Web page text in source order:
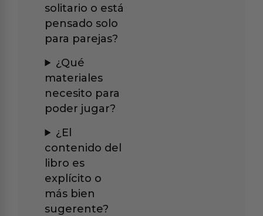
solitario o está
pensado solo
para parejas?
¿Qué
materiales
necesito para
poder jugar?
¿El
contenido del
libro es
explícito o
más bien
sugerente?